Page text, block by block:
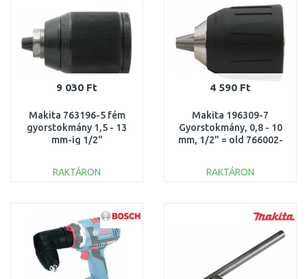
9 030 Ft
Makita 763196-5 fém
gyorstokmány 1,5 - 13
mm-ig 1/2"
RAKTÁRON
Összehasonlítás
4 590 Ft
Makita 196309-7
Gyorstokmány, 0,8 - 10
mm, 1/2" = old 766002-
RAKTÁRON
Összehasonlítás